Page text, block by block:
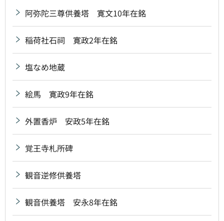
阿弥陀三尊供養塔 寛文10年在銘
稲荷社石祠 寛政2年在銘
塩なめ地蔵
絵馬 寛政9年在銘
外置香炉 安政5年在銘
覚王寺札所碑
観音逆修供養塔
観音供養塔 安永8年在銘